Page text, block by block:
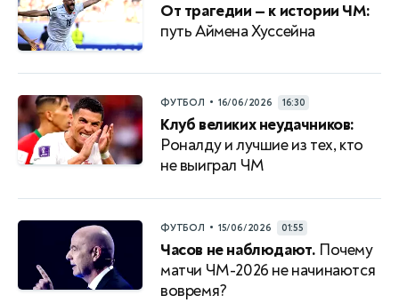
От трагедии — к истории ЧМ:
путь Аймена Хуссейна
ФУТБОЛ • 16/06/2026 16:30
Клуб великих неудачников:
Роналду и лучшие из тех, кто
не выиграл ЧМ
ФУТБОЛ • 15/06/2026 01:55
Часов не наблюдают. Почему
матчи ЧМ-2026 не начинаются
вовремя?